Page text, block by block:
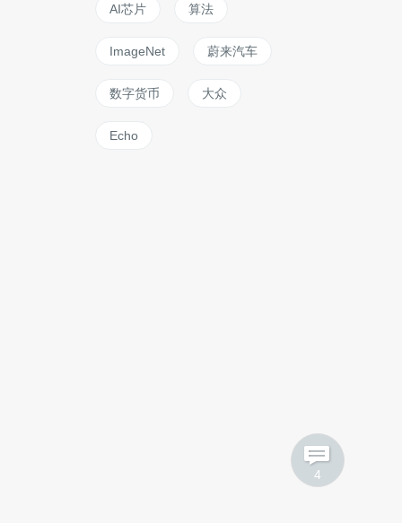
4
AI芯片 算法
ImageNet 蔚来汽车
数字货币 大众
Echo